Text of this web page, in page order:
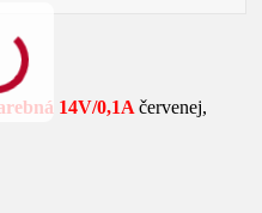
14V/0,1Ačervenej,